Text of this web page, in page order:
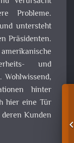
Probleme.
untersteht
Präsidenten.
und
hinter
hier eine Tür
Kunden